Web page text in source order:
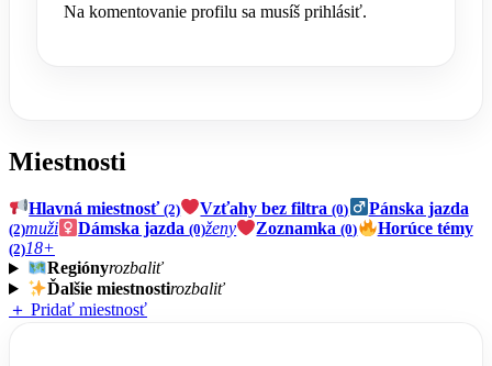
Na komentovanie profilu sa musíš prihlásiť.
Miestnosti
Hlavná miestnosť(2) Vzťahy bez filtra(0) Pánska jazda
(2)muži Dámska jazda(0)ženy Zoznamka(0) Horúce témy
(2)18+
Regiónyrozbaliť
Ďalšie miestnostirozbaliť
＋ Pridať miestnosť